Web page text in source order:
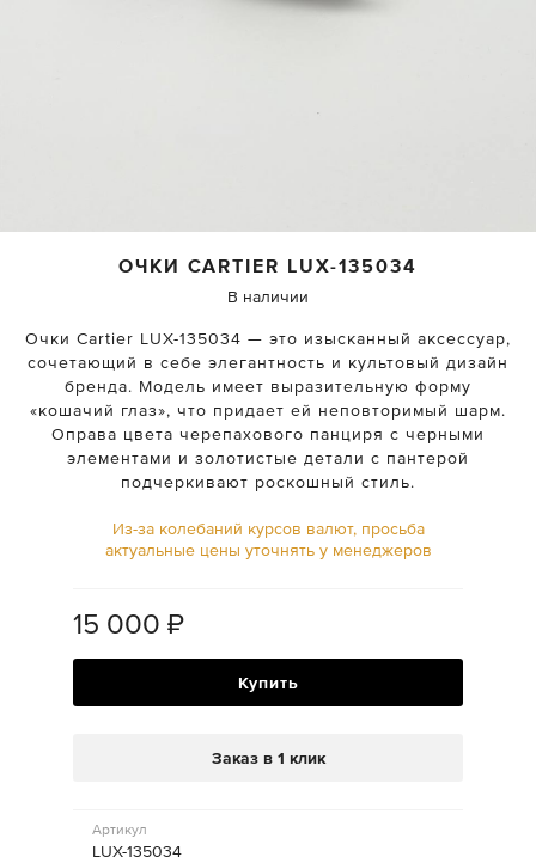
ОЧКИ CARTIER LUX-135034
В наличии
Очки Cartier LUX-135034 — это изысканный аксессуар,
сочетающий в себе элегантность и культовый дизайн
бренда. Модель имеет выразительную форму
«кошачий глаз», что придает ей неповторимый шарм.
Оправа цвета черепахового панциря с черными
элементами и золотистые детали с пантерой
подчеркивают роскошный стиль.
Из-за колебаний курсов валют, просьба
актуальные цены уточнять у менеджеров
15 000 ₽
Купить
Заказ в 1 клик
Артикул
LUX-135034